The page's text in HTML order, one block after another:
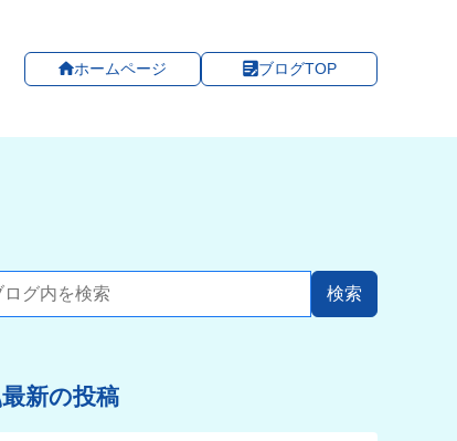
ホームページ ブログTOP
最新の投稿